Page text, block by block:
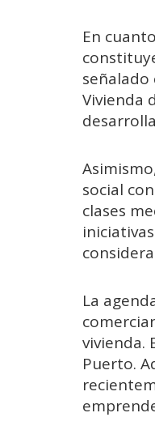
En
señalado
Vivienda
social
clases
La
vivienda.
Puerto.